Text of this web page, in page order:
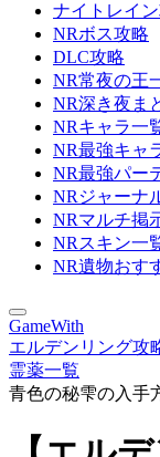
ナイトレイ
NRボス攻略
DLC攻略
NR常夜の王
NR深き夜ま
NRキャラ一
NR最強キャ
NR最強パー
NRジャーナ
NRマルチ掲
NRスキン一
NR遺物おす
GameWith
エルデンリング攻
霊薬一覧
青色の秘雫の入手